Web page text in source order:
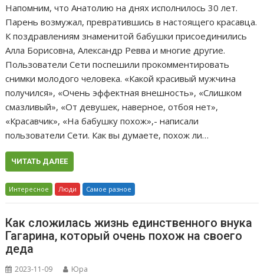
Напомним, что Анатолию на днях исполнилось 30 лет.
Парень возмужал, превратившись в настоящего красавца.
К поздравлениям знаменитой бабушки присоединились
Алла Борисовна, Александр Ревва и многие другие.
Пользователи Сети поспешили прокомментировать
снимки молодого человека. «Какой красивый мужчина
получился», «Очень эффектная внешность», «Слишком
смазливый», «От девушек, наверное, отбоя нет»,
«Красавчик», «На бабушку похож»,- написали
пользователи Сети. Как вы думаете, похож ли…
ЧИТАТЬ ДАЛЕЕ
Интересное Люди Самое разное
Как сложилась жизнь единственного внука
Гагарина, который очень похож на своего
деда
2023-11-09 Юра